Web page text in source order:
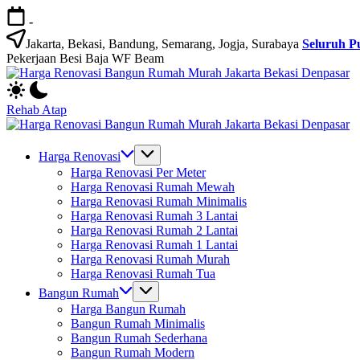
Skip
to
content
-
Jakarta, Bekasi, Bandung, Semarang, Jogja, Surabaya Seluruh
Pekerjaan Besi Baja WF Beam
Jasa
Bangun
Rumah
dan
Rumah
Rehab Atap
Bangun
Rumah
Harga Renovasi
Harga Renovasi Per Meter
Harga Renovasi Rumah Mewah
Harga Renovasi Rumah Minimalis
Harga Renovasi Rumah 3 Lantai
Harga Renovasi Rumah 2 Lantai
Harga Renovasi Rumah 1 Lantai
Harga Renovasi Rumah Murah
Harga Renovasi Rumah Tua
Bangun Rumah
Harga Bangun Rumah
Bangun Rumah Minimalis
Bangun Rumah Sederhana
Bangun Rumah Modern